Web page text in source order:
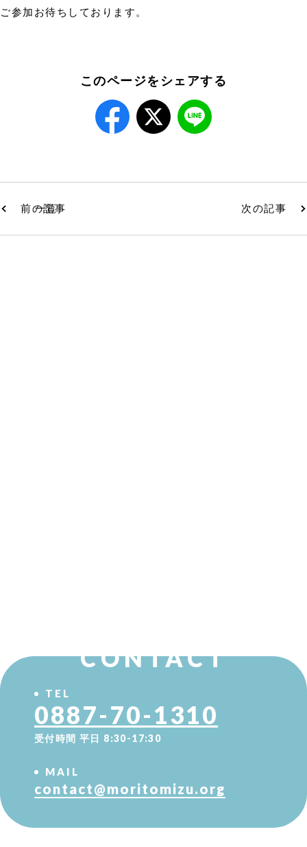
ご参加お待ちしております。
このページをシェアする
前の記事
一覧 次の記事
CONTACT
TEL
0887-70-1310
受付時間 平日 8:30-17:30
MAIL
contact@moritomizu.org